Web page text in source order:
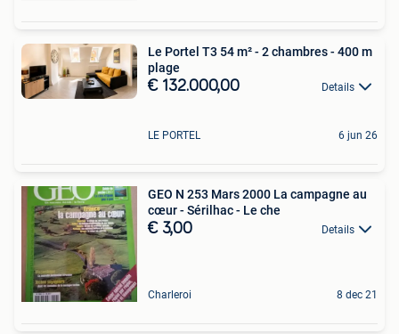
Le Portel T3 54 m² - 2 chambres - 400 m
plage
€ 132.000,00 Details
LE PORTEL 6 jun 26
GEO N 253 Mars 2000 La campagne au
cœur - Sérilhac - Le che
€ 3,00 Details
Charleroi 8 dec 21